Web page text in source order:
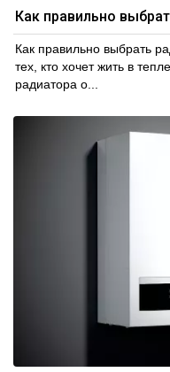
Как правильно
Как правильно выбрать
тех, кто хочет жить в
радиатора о...